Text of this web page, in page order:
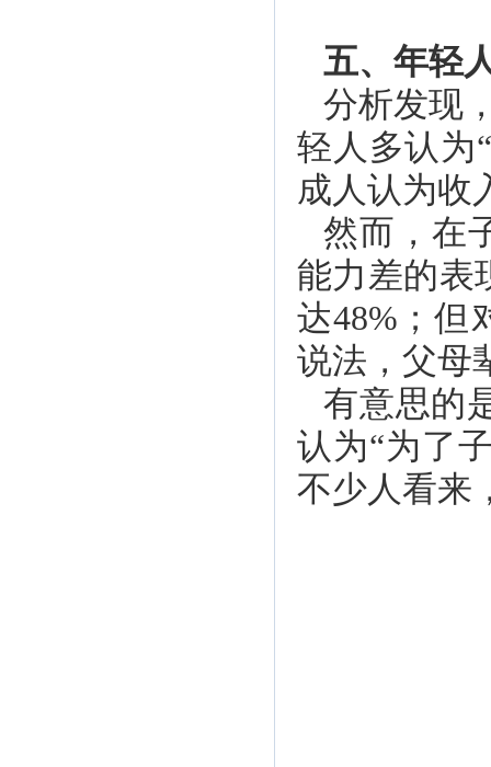
五、年轻
分析发现
轻人多认为
成人认为收
然而，在
能力差的表
达48%；但
说法，父母
有意思的
认为“为了
不少人看来